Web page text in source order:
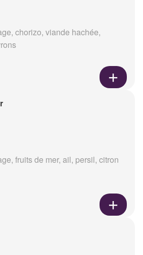
chorizo, viande hachée,
fruits de mer, ail, persil, citron